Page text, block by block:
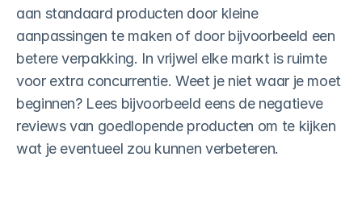
aan standaard producten door kleine
aanpassingen te maken of door bijvoorbeeld een
betere verpakking. In vrijwel elke markt is ruimte
voor extra concurrentie. Weet je niet waar je moet
beginnen? Lees bijvoorbeeld eens de negatieve
reviews van goedlopende producten om te kijken
wat je eventueel zou kunnen verbeteren.